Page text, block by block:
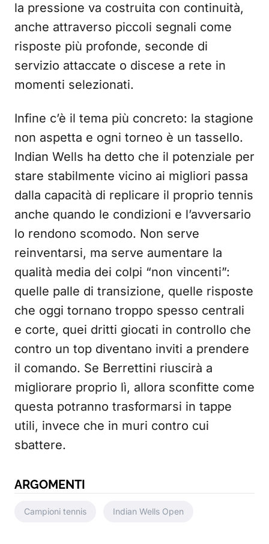
la pressione va costruita con continuità,
anche attraverso piccoli segnali come
risposte più profonde, seconde di
servizio attaccate o discese a rete in
momenti selezionati.
Infine c’è il tema più concreto: la stagione
non aspetta e ogni torneo è un tassello.
Indian Wells ha detto che il potenziale per
stare stabilmente vicino ai migliori passa
dalla capacità di replicare il proprio tennis
anche quando le condizioni e l’avversario
lo rendono scomodo. Non serve
reinventarsi, ma serve aumentare la
qualità media dei colpi “non vincenti”:
quelle palle di transizione, quelle risposte
che oggi tornano troppo spesso centrali
e corte, quei dritti giocati in controllo che
contro un top diventano inviti a prendere
il comando. Se Berrettini riuscirà a
migliorare proprio lì, allora sconfitte come
questa potranno trasformarsi in tappe
utili, invece che in muri contro cui
sbattere.
ARGOMENTI
Campioni tennis Indian Wells Open